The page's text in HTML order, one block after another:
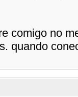
comigo no
quando